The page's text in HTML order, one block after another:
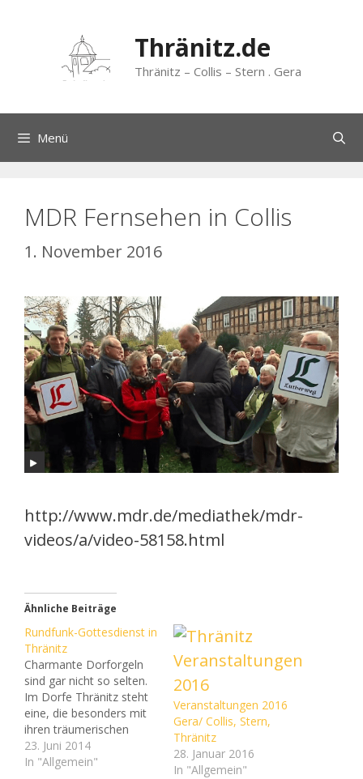
springen
Thränitz.de
Thränitz – Collis – Stern . Gera
Menü
MDR Fernsehen in Collis
1. November 2016
http://www.mdr.de/mediathek/mdr-
videos/a/video-58158.html
Ähnliche Beiträge
Rundfunk-Gottesdienst in
Thränitz
Charmante Dorforgeln
sind gar nicht so selten.
Im Dorfe Thränitz steht
eine, die besonders mit
ihren träumerischen
Flötenregistern punktet.
Falls Sie sie einmal hören
23. Juni 2014
In "Allgemein"
Veranstaltungen 2016
Gera/ Collis, Stern,
Thränitz
28. Januar 2016
In "Allgemein"